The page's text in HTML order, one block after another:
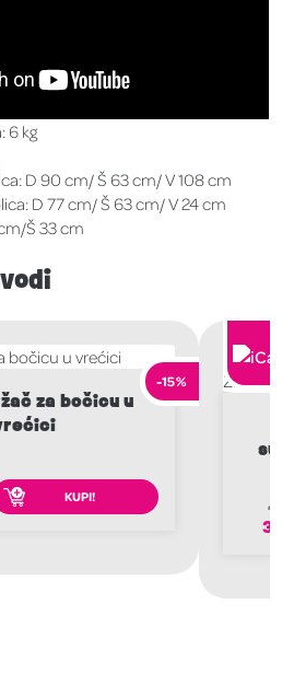
6 kg
D 90 cm/ Š 63 cm/ V 108 cm
D 77 cm/ Š 63 cm/ V 24 cm
Š 33 cm
-15%
za bočicu u
KUPI!